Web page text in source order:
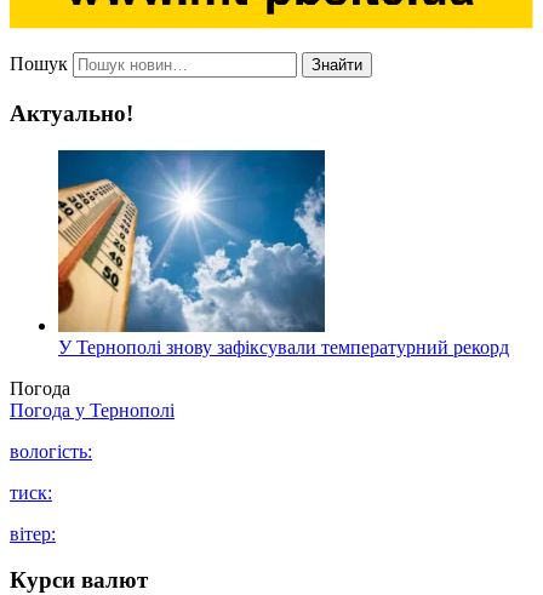
Пошук Знайти
Актуально!
У Тернополі знову зафіксували температурний рекорд
Погода
Погода у Тернополі
вологість:
тиск:
вітер:
Курси валют